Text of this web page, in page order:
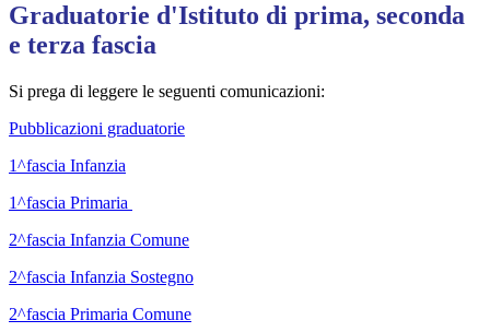
Graduatorie d'Istituto di prima, seconda
e terza fascia
Si prega di leggere le seguenti comunicazioni:
Pubblicazioni graduatorie
1^fascia Infanzia
1^fascia Primaria
2^fascia Infanzia Comune
2^fascia Infanzia Sostegno
2^fascia Primaria Comune